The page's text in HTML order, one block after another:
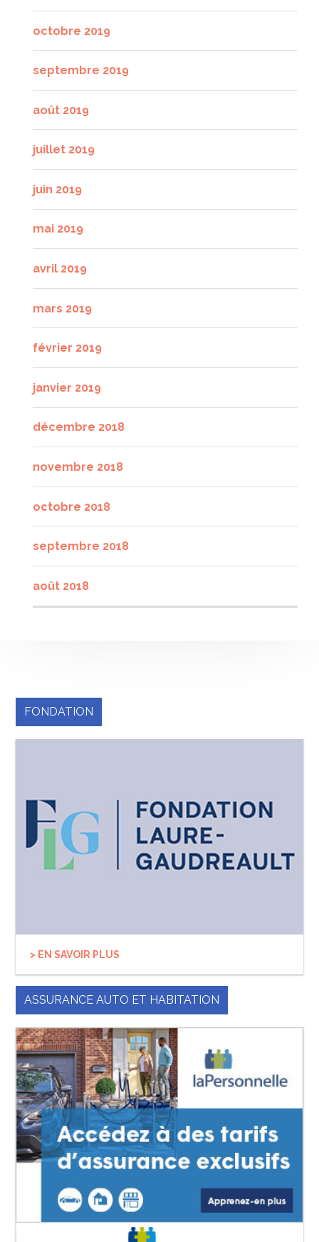
octobre 2019
septembre 2019
août 2019
juillet 2019
juin 2019
mai 2019
avril 2019
mars 2019
février 2019
janvier 2019
décembre 2018
novembre 2018
octobre 2018
septembre 2018
août 2018
FONDATION
> EN SAVOIR PLUS
ASSURANCE AUTO ET HABITATION